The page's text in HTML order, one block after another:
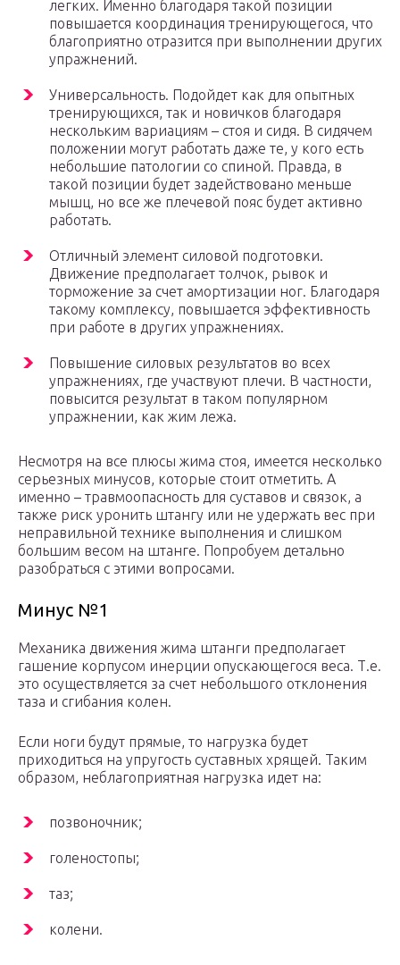
легких. Именно благодаря такой позиции
повышается координация тренирующегося, что
благоприятно отразится при выполнении других
упражнений.
Универсальность. Подойдет как для опытных
тренирующихся, так и новичков благодаря
нескольким вариациям – стоя и сидя. В сидячем
положении могут работать даже те, у кого есть
небольшие патологии со спиной. Правда, в
такой позиции будет задействовано меньше
мышц, но все же плечевой пояс будет активно
работать.
Отличный элемент силовой подготовки.
Движение предполагает толчок, рывок и
торможение за счет амортизации ног. Благодаря
такому комплексу, повышается эффективность
при работе в других упражнениях.
Повышение силовых результатов во всех
упражнениях, где участвуют плечи. В частности,
повысится результат в таком популярном
упражнении, как жим лежа.
Несмотря на все плюсы жима стоя, имеется несколько
серьезных минусов, которые стоит отметить. А
именно – травмоопасность для суставов и связок, а
также риск уронить штангу или не удержать вес при
неправильной технике выполнения и слишком
большим весом на штанге. Попробуем детально
разобраться с этими вопросами.
Минус №1
Механика движения жима штанги предполагает
гашение корпусом инерции опускающегося веса. Т.е.
это осуществляется за счет небольшого отклонения
таза и сгибания колен.
Если ноги будут прямые, то нагрузка будет
приходиться на упругость суставных хрящей. Таким
образом, неблагоприятная нагрузка идет на:
позвоночник;
голеностопы;
таз;
колени.